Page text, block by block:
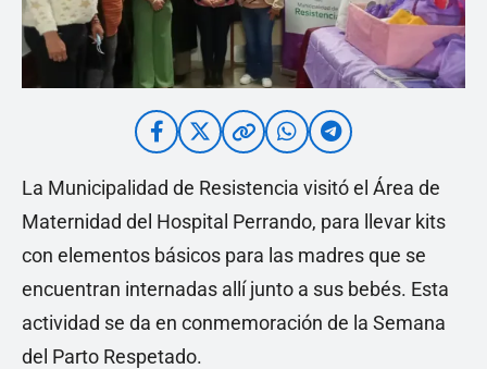
La Municipalidad de Resistencia visitó el Área de
Maternidad del Hospital Perrando, para llevar kits
con elementos básicos para las madres que se
encuentran internadas allí junto a sus bebés. Esta
actividad se da en conmemoración de la Semana
del Parto Respetado.